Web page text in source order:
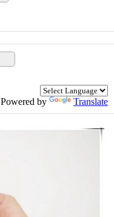
Powered by Translate